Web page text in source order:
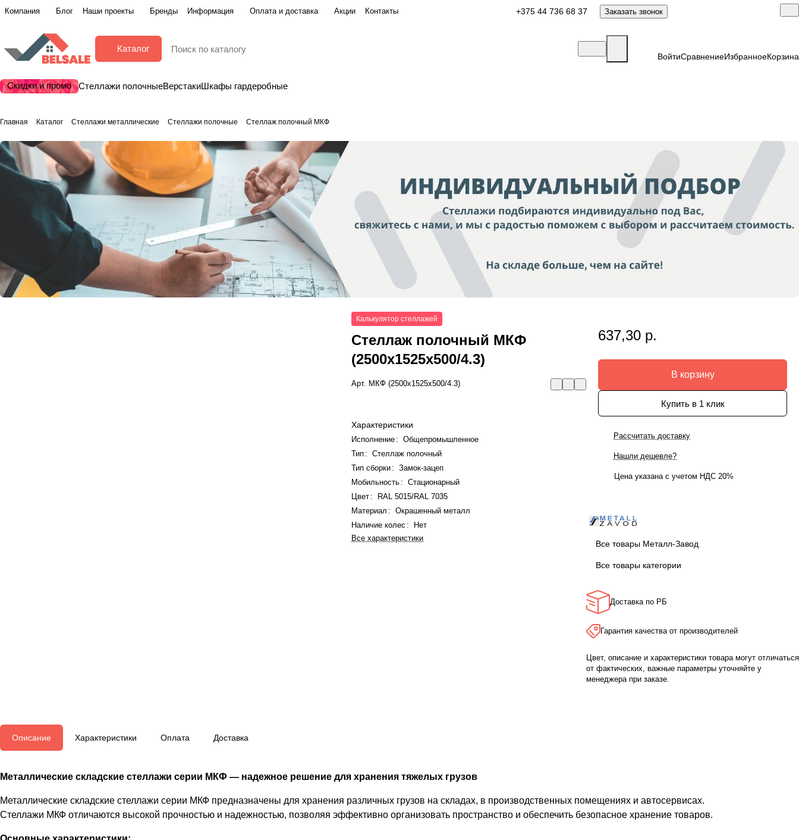
Компания Блог Наши проекты Бренды Информация Оплата и доставка Акции Контакты +375 44 736 68 37 Заказать звонок
Каталог
ВойтиСравнениеИзбранноеКорзина
Скидки и промо Стеллажи полочныеВерстакиШкафы гардеробные
Главная Каталог Стеллажи металлические Стеллажи полочные Стеллаж полочный МКФ
Калькулятор стеллажей
Стеллаж полочный МКФ
(2500x1525x500/4.3)
Арт. МКФ (2500x1525x500/4.3)
Характеристики
Исполнение :
Общепромышленное
Тип :
Стеллаж полочный
Тип сборки:
Замок-зацеп
Мобильность :
Стационарный
Цвет :
RAL 5015/RAL 7035
Материал :
Окрашенный металл
Наличие колес :
Нет
Все характеристики
637,30 р.
В корзину
Купить в 1 клик
Рассчитать доставку
Нашли дешевле?
Цена указана с учетом НДС 20%
Все товары Металл-Завод
Все товары категории
Доставка по РБ
Гарантия качества от производителей
Цвет, описание и характеристики товара могут отличаться
от фактических, важные параметры уточняйте у
менеджера при заказе.
Описание Характеристики Оплата Доставка
Металлические складские стеллажи серии МКФ — надежное решение для хранения тяжелых грузов
Металлические складские стеллажи серии МКФ предназначены для хранения различных грузов на складах, в производственных помещениях и автосервисах.
Стеллажи МКФ отличаются высокой прочностью и надежностью, позволяя эффективно организовать пространство и обеспечить безопасное хранение товаров.